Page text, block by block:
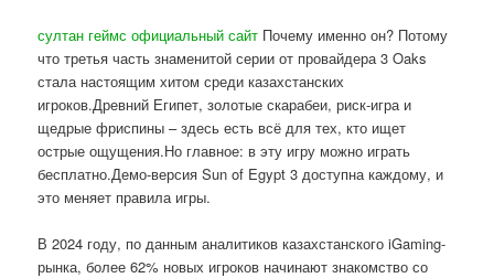
султан геймс официальный сайт Почему именно он? Потому
что третья часть знаменитой серии от провайдера 3 Oaks
стала настоящим хитом среди казахстанских
игроков.Древний Египет, золотые скарабеи, риск-игра и
щедрые фриспины – здесь есть всё для тех, кто ищет
острые ощущения.Но главное: в эту игру можно играть
бесплатно.Демо-версия Sun of Egypt 3 доступна каждому, и
это меняет правила игры.
В 2024 году, по данным аналитиков казахстанского iGaming-
рынка, более 62% новых игроков начинают знакомство со